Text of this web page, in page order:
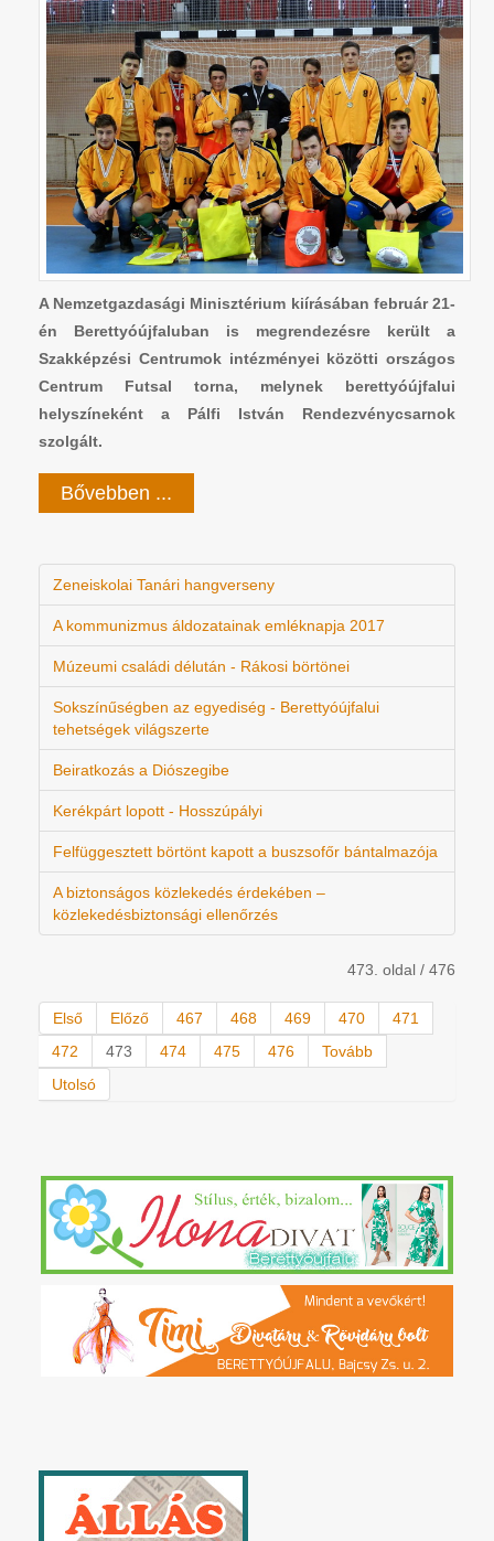
A Nemzetgazdasági Minisztérium kiírásában február 21-
én Berettyóújfaluban is megrendezésre került a
Szakképzési Centrumok intézményei közötti országos
Centrum Futsal torna, melynek berettyóújfalui
helyszíneként a Pálfi István Rendezvénycsarnok
szolgált.
Bővebben ...
Zeneiskolai Tanári hangverseny
A kommunizmus áldozatainak emléknapja 2017
Múzeumi családi délután - Rákosi börtönei
Sokszínűségben az egyediség - Berettyóújfalui
tehetségek világszerte
Beiratkozás a Diószegibe
Kerékpárt lopott - Hosszúpályi
Felfüggesztett börtönt kapott a buszsofőr bántalmazója
A biztonságos közlekedés érdekében –
közlekedésbiztonsági ellenőrzés
473. oldal / 476
Első Előző 467 468 469 470
471
472
473 474 475 476
Tovább
Utolsó